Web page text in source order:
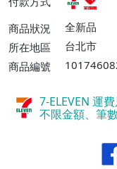
商品狀況
全新品
所在地區
台北市
商品編號
7-ELEVEN 運
不限金額、筆